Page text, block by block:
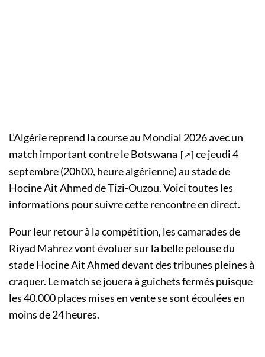
L’Algérie reprend la course au Mondial 2026 avec un
match important contre leBotswana
ce jeudi 4
septembre (20h00, heure algérienne) au stade de
Hocine Ait Ahmed de Tizi-Ouzou. Voici toutes les
informations pour suivre cette rencontre en direct.
Pour leur retour à la compétition, les camarades de
Riyad Mahrez vont évoluer sur la belle pelouse du
stade Hocine Ait Ahmed devant des tribunes pleines à
craquer. Le match se jouera à guichets fermés puisque
les 40.000 places mises en vente se sont écoulées en
moins de 24 heures.